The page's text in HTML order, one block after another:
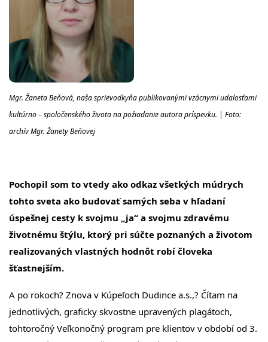
Mgr. Žaneta Beňová, naša sprievodkyňa publikovanými vzácnymi udalosťami
kultúrno – spoločenského života na požiadanie autora príspevku. | Foto:
archív Mgr. Žanety Beňovej
Pochopil som to vtedy ako odkaz všetkých múdrych
tohto sveta ako budovať samých seba v hľadaní
úspešnej cesty k svojmu „ja“ a svojmu zdravému
životnému štýlu, ktorý pri súčte poznaných a životom
realizovaných vlastných hodnôt robí človeka
šťastnejším.
A po rokoch? Znova v Kúpeľoch Dudince a.s.,? Čítam na
jednotlivých, graficky skvostne upravených plagátoch,
tohtoročný Veľkonočný program pre klientov v období od 3.